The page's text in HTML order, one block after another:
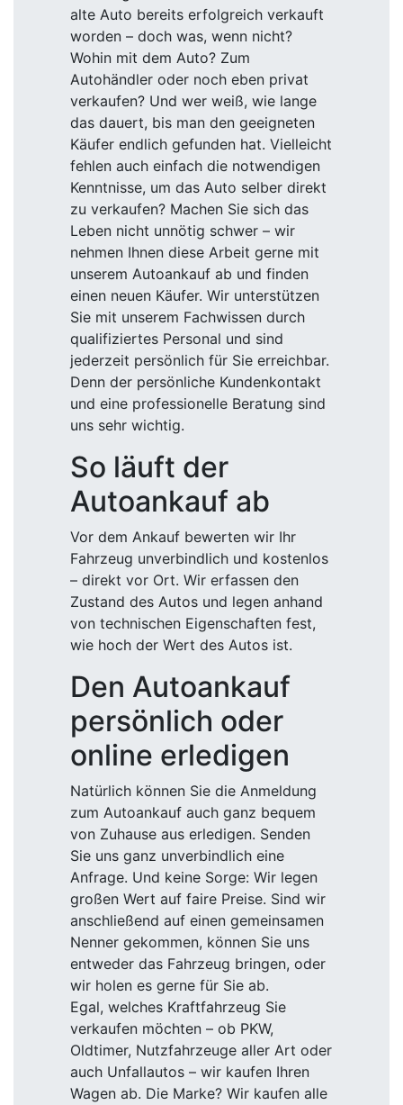
alte Auto bereits erfolgreich verkauft
worden – doch was, wenn nicht?
Wohin mit dem Auto? Zum
Autohändler oder noch eben privat
verkaufen? Und wer weiß, wie lange
das dauert, bis man den geeigneten
Käufer endlich gefunden hat. Vielleicht
fehlen auch einfach die notwendigen
Kenntnisse, um das Auto selber direkt
zu verkaufen? Machen Sie sich das
Leben nicht unnötig schwer – wir
nehmen Ihnen diese Arbeit gerne mit
unserem Autoankauf ab und finden
einen neuen Käufer. Wir unterstützen
Sie mit unserem Fachwissen durch
qualifiziertes Personal und sind
jederzeit persönlich für Sie erreichbar.
Denn der persönliche Kundenkontakt
und eine professionelle Beratung sind
uns sehr wichtig.
So läuft der
Autoankauf ab
Vor dem Ankauf bewerten wir Ihr
Fahrzeug unverbindlich und kostenlos
– direkt vor Ort. Wir erfassen den
Zustand des Autos und legen anhand
von technischen Eigenschaften fest,
wie hoch der Wert des Autos ist.
Den Autoankauf
persönlich oder
online erledigen
Natürlich können Sie die Anmeldung
zum Autoankauf auch ganz bequem
von Zuhause aus erledigen. Senden
Sie uns ganz unverbindlich eine
Anfrage. Und keine Sorge: Wir legen
großen Wert auf faire Preise. Sind wir
anschließend auf einen gemeinsamen
Nenner gekommen, können Sie uns
entweder das Fahrzeug bringen, oder
wir holen es gerne für Sie ab.
Egal, welches Kraftfahrzeug Sie
verkaufen möchten – ob PKW,
Oldtimer, Nutzfahrzeuge aller Art oder
auch Unfallautos – wir kaufen Ihren
Wagen ab. Die Marke? Wir kaufen alle